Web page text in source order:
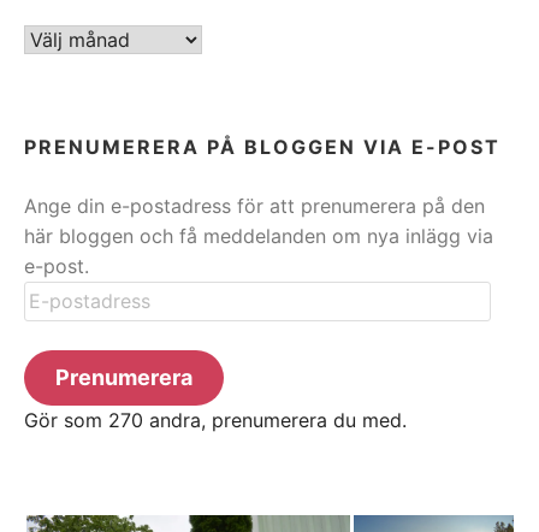
ARKIV
PRENUMERERA PÅ BLOGGEN VIA E-POST
Ange din e-postadress för att prenumerera på den
här bloggen och få meddelanden om nya inlägg via
e-post.
E-
postadress
Prenumerera
Gör som 270 andra, prenumerera du med.